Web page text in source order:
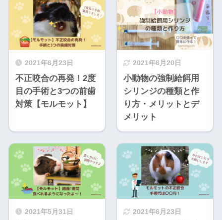
2021年6月23日
不正咬合の再発！2度
目の手術と3つの前歯
対策【モルモット】
2021年6月20日
小動物の強制給餌用
シリンジの種類と作
り方・メリットとデ
メリット
2021年5月31日 2021年6月23日